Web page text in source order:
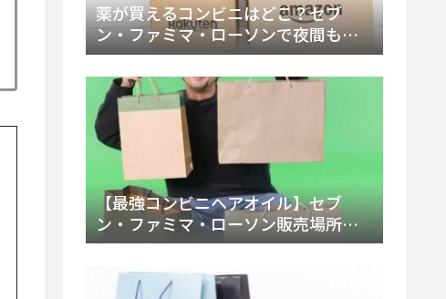
薬が買えるコンビニはどこ？セブ
ン・ファミマ・ローソンで夜間も買
える市販薬の種類と販売店の探し方
【2025年最新】
【最強コンビニヘアオイル】セブ
ン・ファミマ・ローソン販売場所
は？今すぐ買えるおすすめ市販品を